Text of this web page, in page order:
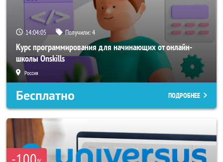
14:04:04 Получили:4
Курс программирования для начинающих от онлайн-
школы Onskills
Россия
Бесплатно ПОДРОБНЕЕ